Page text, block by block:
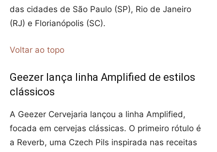
das cidades de São Paulo (SP), Rio de Janeiro
(RJ) e Florianópolis (SC).
Voltar ao topo
Geezer lança linha Amplified de estilos
clássicos
A Geezer Cervejaria lançou a linha Amplified,
focada em cervejas clássicas. O primeiro rótulo é
a Reverb, uma Czech Pils inspirada nas receitas